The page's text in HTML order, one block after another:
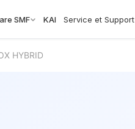
SMF KAI Service et Support
HYBRID